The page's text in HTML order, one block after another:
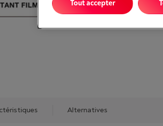
Alternatives
Tout accepter